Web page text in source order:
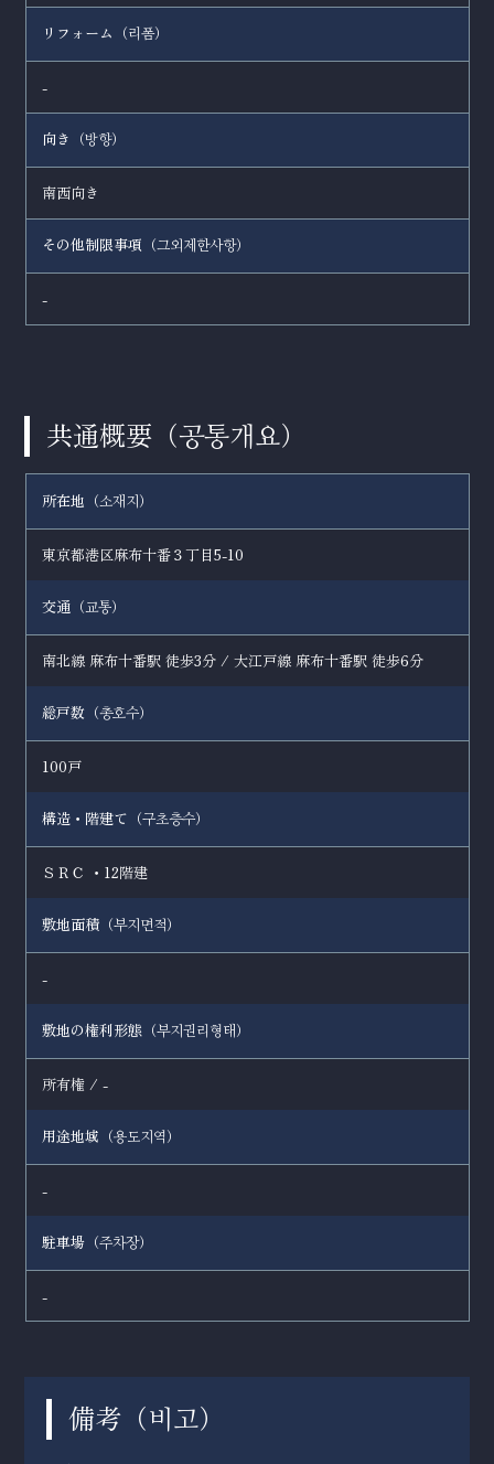
リフォーム（리폼）
-
向き（방향）
南西向き
その他制限事項（그외제한사항）
-
共通概要（공통개요）
所在地（소재지 ）
東京都港区麻布十番３丁目5-10
交通（ 교통）
南北線 麻布十番駅 徒歩3分 / 大江戸線 麻布十番駅 徒歩6分
総戸数（총호수）
100戸
構造・階建て（구초층수）
ＳＲＣ ・12階建
敷地面積（부지면적）
-
敷地の権利形態（부지권리형태 ）
所有権 / -
用途地域（용도지역）
-
駐車場（주차장）
-
備考（ 비고）